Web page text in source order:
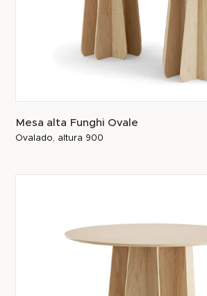
Mesa alta Funghi Ovale
Ovalado, altura 900